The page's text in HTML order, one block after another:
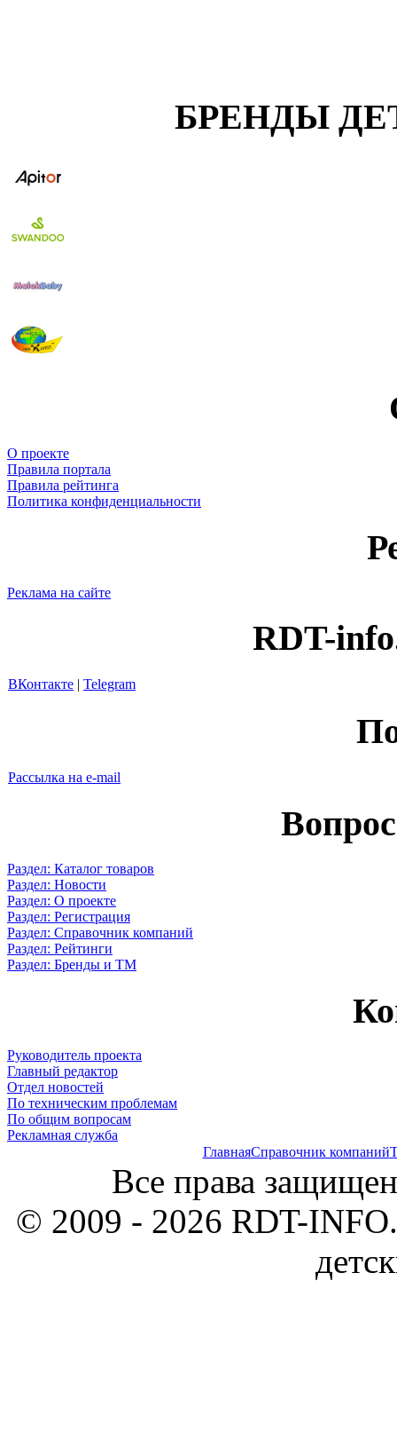
БРЕНДЫ
О проекте
Правила портала
Правила рейтинга
Политика конфиденциальности
Реклама на сайте
RDT-
ВКонтакте | Telegram
Рассылка на e-mail
Раздел: Каталог товаров
Раздел: Новости
Раздел: О проекте
Раздел: Регистрация
Раздел: Справочник компаний
Раздел: Рейтинги
Раздел: Бренды и ТМ
Руководитель проекта
Главный редактор
Отдел новостей
По техническим проблемам
По общим вопросам
Рекламная служба
ГлавнаяСправочник компаний
Все права
© 2009 - 2026 RDT-